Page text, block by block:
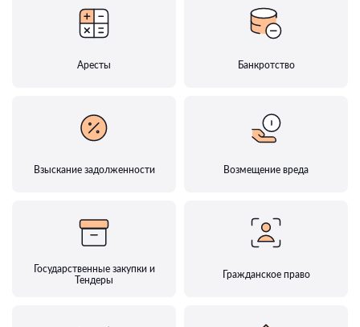
Аресты Банкротство
Взыскание задолженности Возмещение вреда
Государственные закупки и
Тендеры
Гражданское право